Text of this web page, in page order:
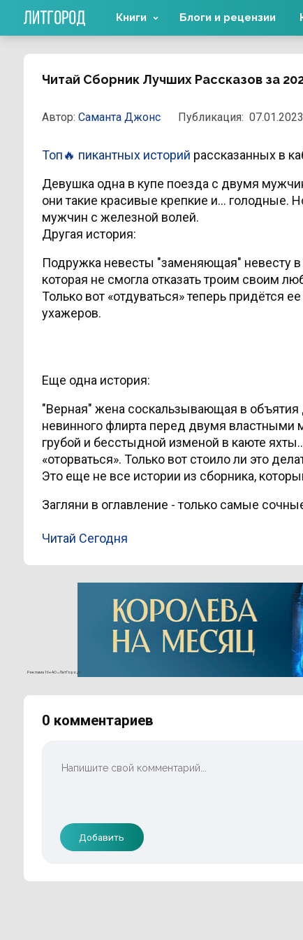
Читай Сборник Лучших Рассказов за
Автор: Саманта Джонс Публикация:
Топ🔥 пикантных историй рассказанных в
Девушка одна в купе поезда с двумя
они такие красивые крепкие и… голодные.
мужчин с железной волей.
Другая история:
Подружка невесты "заменяющая" невесту
которая не смогла отказать троим своим
Только вот «отдуваться» теперь придётся
ухажеров.
Еще одна история:
"Верная" жена соскальзывающая в объятия
невинного флирта перед двумя
грубой и бесстыдной изменой в каюте
«оторваться». Только вот стоило ли это
Это еще не все истории из сборника,
Загляни в оглавление - только самые
Читай Сегодня
Реклама 16+ АО «ЛитГород»
0 комментариев
Добавить
Книги Блоги и рецензии